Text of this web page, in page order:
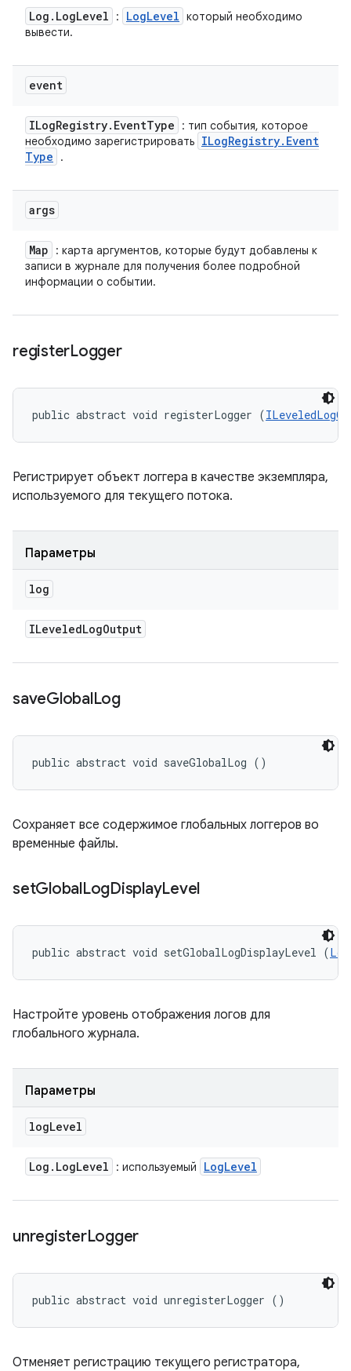
Log . LogLevel : LogLevel который необходимо
вывести.
event
ILogRegistry. EventType
: тип события, которое
необходимо зарегистрировать ILogRegistry. Event
Type
.
args
Map
: карта аргументов, которые будут добавлены к
записи в журнале для получения более подробной
информации о событии.
registerLogger
public abstract void registerLogger (
Регистрирует объект логгера в качестве экземпляра,
используемого для текущего потока.
Параметры
log
ILeveledLogOutput
saveGlobalLog
public abstract void saveGlobalLog ()
Сохраняет все содержимое глобальных логгеров во
временные файлы.
setGlobalLogDisplayLevel
public abstract void setGlobalLogDisplayLevel (
Настройте уровень отображения логов для
глобального журнала.
Параметры
logLevel
Log . LogLevel : используемый LogLevel
unregisterLogger
public abstract void unregisterLogger ()
Отменяет регистрацию текущего регистратора,